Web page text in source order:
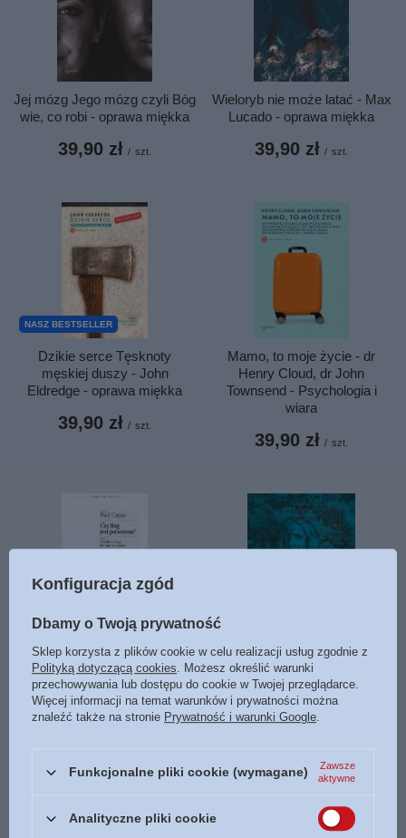
Jej mózg Jego mózg czyli Bóg
wie, co robi - oprawa miękka
39,90 zł / szt.
Wieloryb nie może latać - Max
Lucado - oprawa miękka
39,90 zł / szt.
NASZ BESTSELLER
Dzikie serce Tęsknoty
męskiej duszy - John
Eldredge - oprawa miękka
39,90 zł / szt.
Mamo, to moje życie - dr
Henry Cloud, dr John
Townsend - Psychologia i
wiara
39,90 zł / szt.
Czy Bóg jest potworem?
Zrozumieć Boga Starego
Testamentu - Paul Copan -
oprawa miękka
Ewangelia według św.
Mateusza Katolicki komentarz
do Pisma Świętego - Curtis
Mitch i Edward Sri
Konfiguracja zgód
Dbamy o Twoją prywatność
Sklep korzysta z plików cookie w celu realizacji usług zgodnie z
Polityką dotyczącą cookies. Możesz określić warunki
przechowywania lub dostępu do cookie w Twojej przeglądarce.
Więcej informacji na temat warunków i prywatności można
znaleźć także na stronie Prywatność i warunki Google.
Funkcjonalne pliki cookie (wymagane)
Zawsze
aktywne
Analityczne pliki cookie